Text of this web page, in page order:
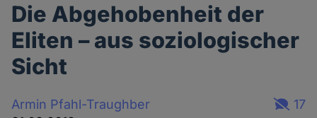
Die Abgehobenheit der
Eliten – aus soziologischer
Sicht
Armin Pfahl-Traughber
17